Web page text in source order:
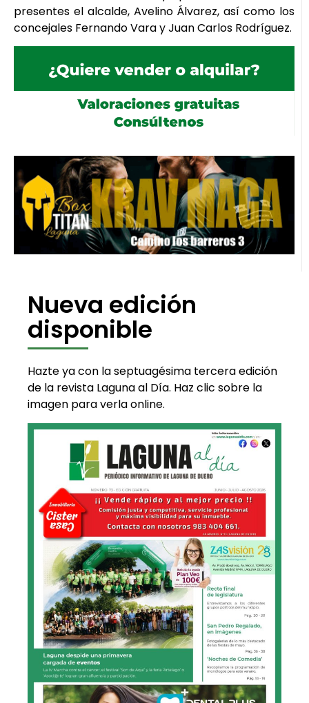
presentes el alcalde, Avelino Álvarez, así como los
concejales Fernando Vara y Juan Carlos Rodríguez.
Nueva edición
disponible
Hazte ya con la septuagésima tercera edición
de la revista Laguna al Día. Haz clic sobre la
imagen para verla online.